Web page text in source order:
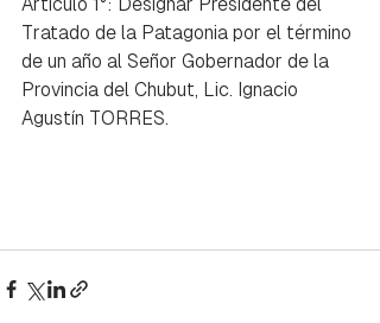
Tratado de la Patagonia por el término
de un año al Señor Gobernador de la
Provincia del Chubut, Lic. Ignacio
Agustín TORRES.